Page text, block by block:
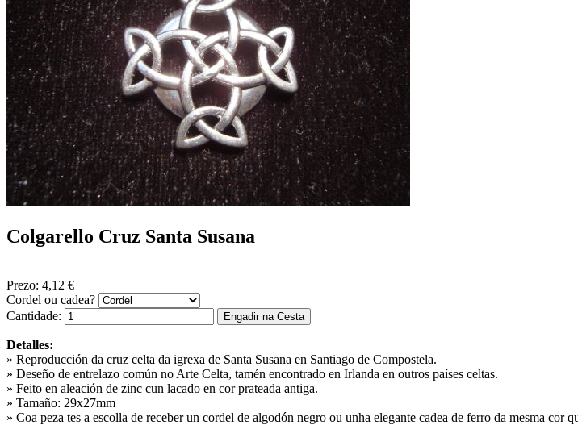
Colgarello Cruz Santa Susana
Prezo: 4,12 €
Cordel ou cadea?
Cantidade:
Detalles:
» Reproducción da cruz celta da igrexa de Santa Susana en Santiago de Compostela.
» Deseño de entrelazo común no Arte Celta, tamén encontrado en Irlanda en outros países celtas.
» Feito en aleación de zinc cun lacado en cor prateada antiga.
» Tamaño: 29x27mm
» Coa peza tes a escolla de receber un cordel de algodón negro ou unha elegante cadea de ferro da mesma cor